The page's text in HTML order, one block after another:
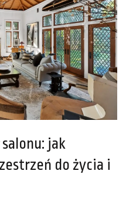
jak
do życia i